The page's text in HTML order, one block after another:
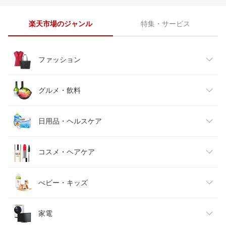
楽天市場のジャンル 特集・サービス
ファッション
レディースファッション
メンズファッション
キッズファッション
ベビーファッション
インナー・下着・ナイトウェア
グルメ・飲料
食品
スイーツ・お菓子
水・ソフトドリンク
ビール・洋酒
日用品・ヘルスケア
日用品雑貨・文房具・手芸
ダイエット・健康
医薬品・コンタクト・介護
コスメ・ヘアケア
美容・コスメ・香水
べビー・キッズ
キッズ・ベビー・マタニティ
家電